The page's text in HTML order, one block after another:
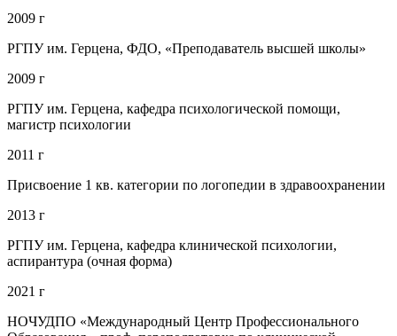
2009 г
РГПУ им. Герцена, ФДО, «Преподаватель высшей школы»
2009 г
РГПУ им. Герцена, кафедра психологической помощи,
магистр психологии
2011 г
Присвоение 1 кв. категории по логопедии в здравоохранении
2013 г
РГПУ им. Герцена, кафедра клинической психологии,
аспирантура (очная форма)
2021 г
НОЧУДПО «Международный Центр Профессионального